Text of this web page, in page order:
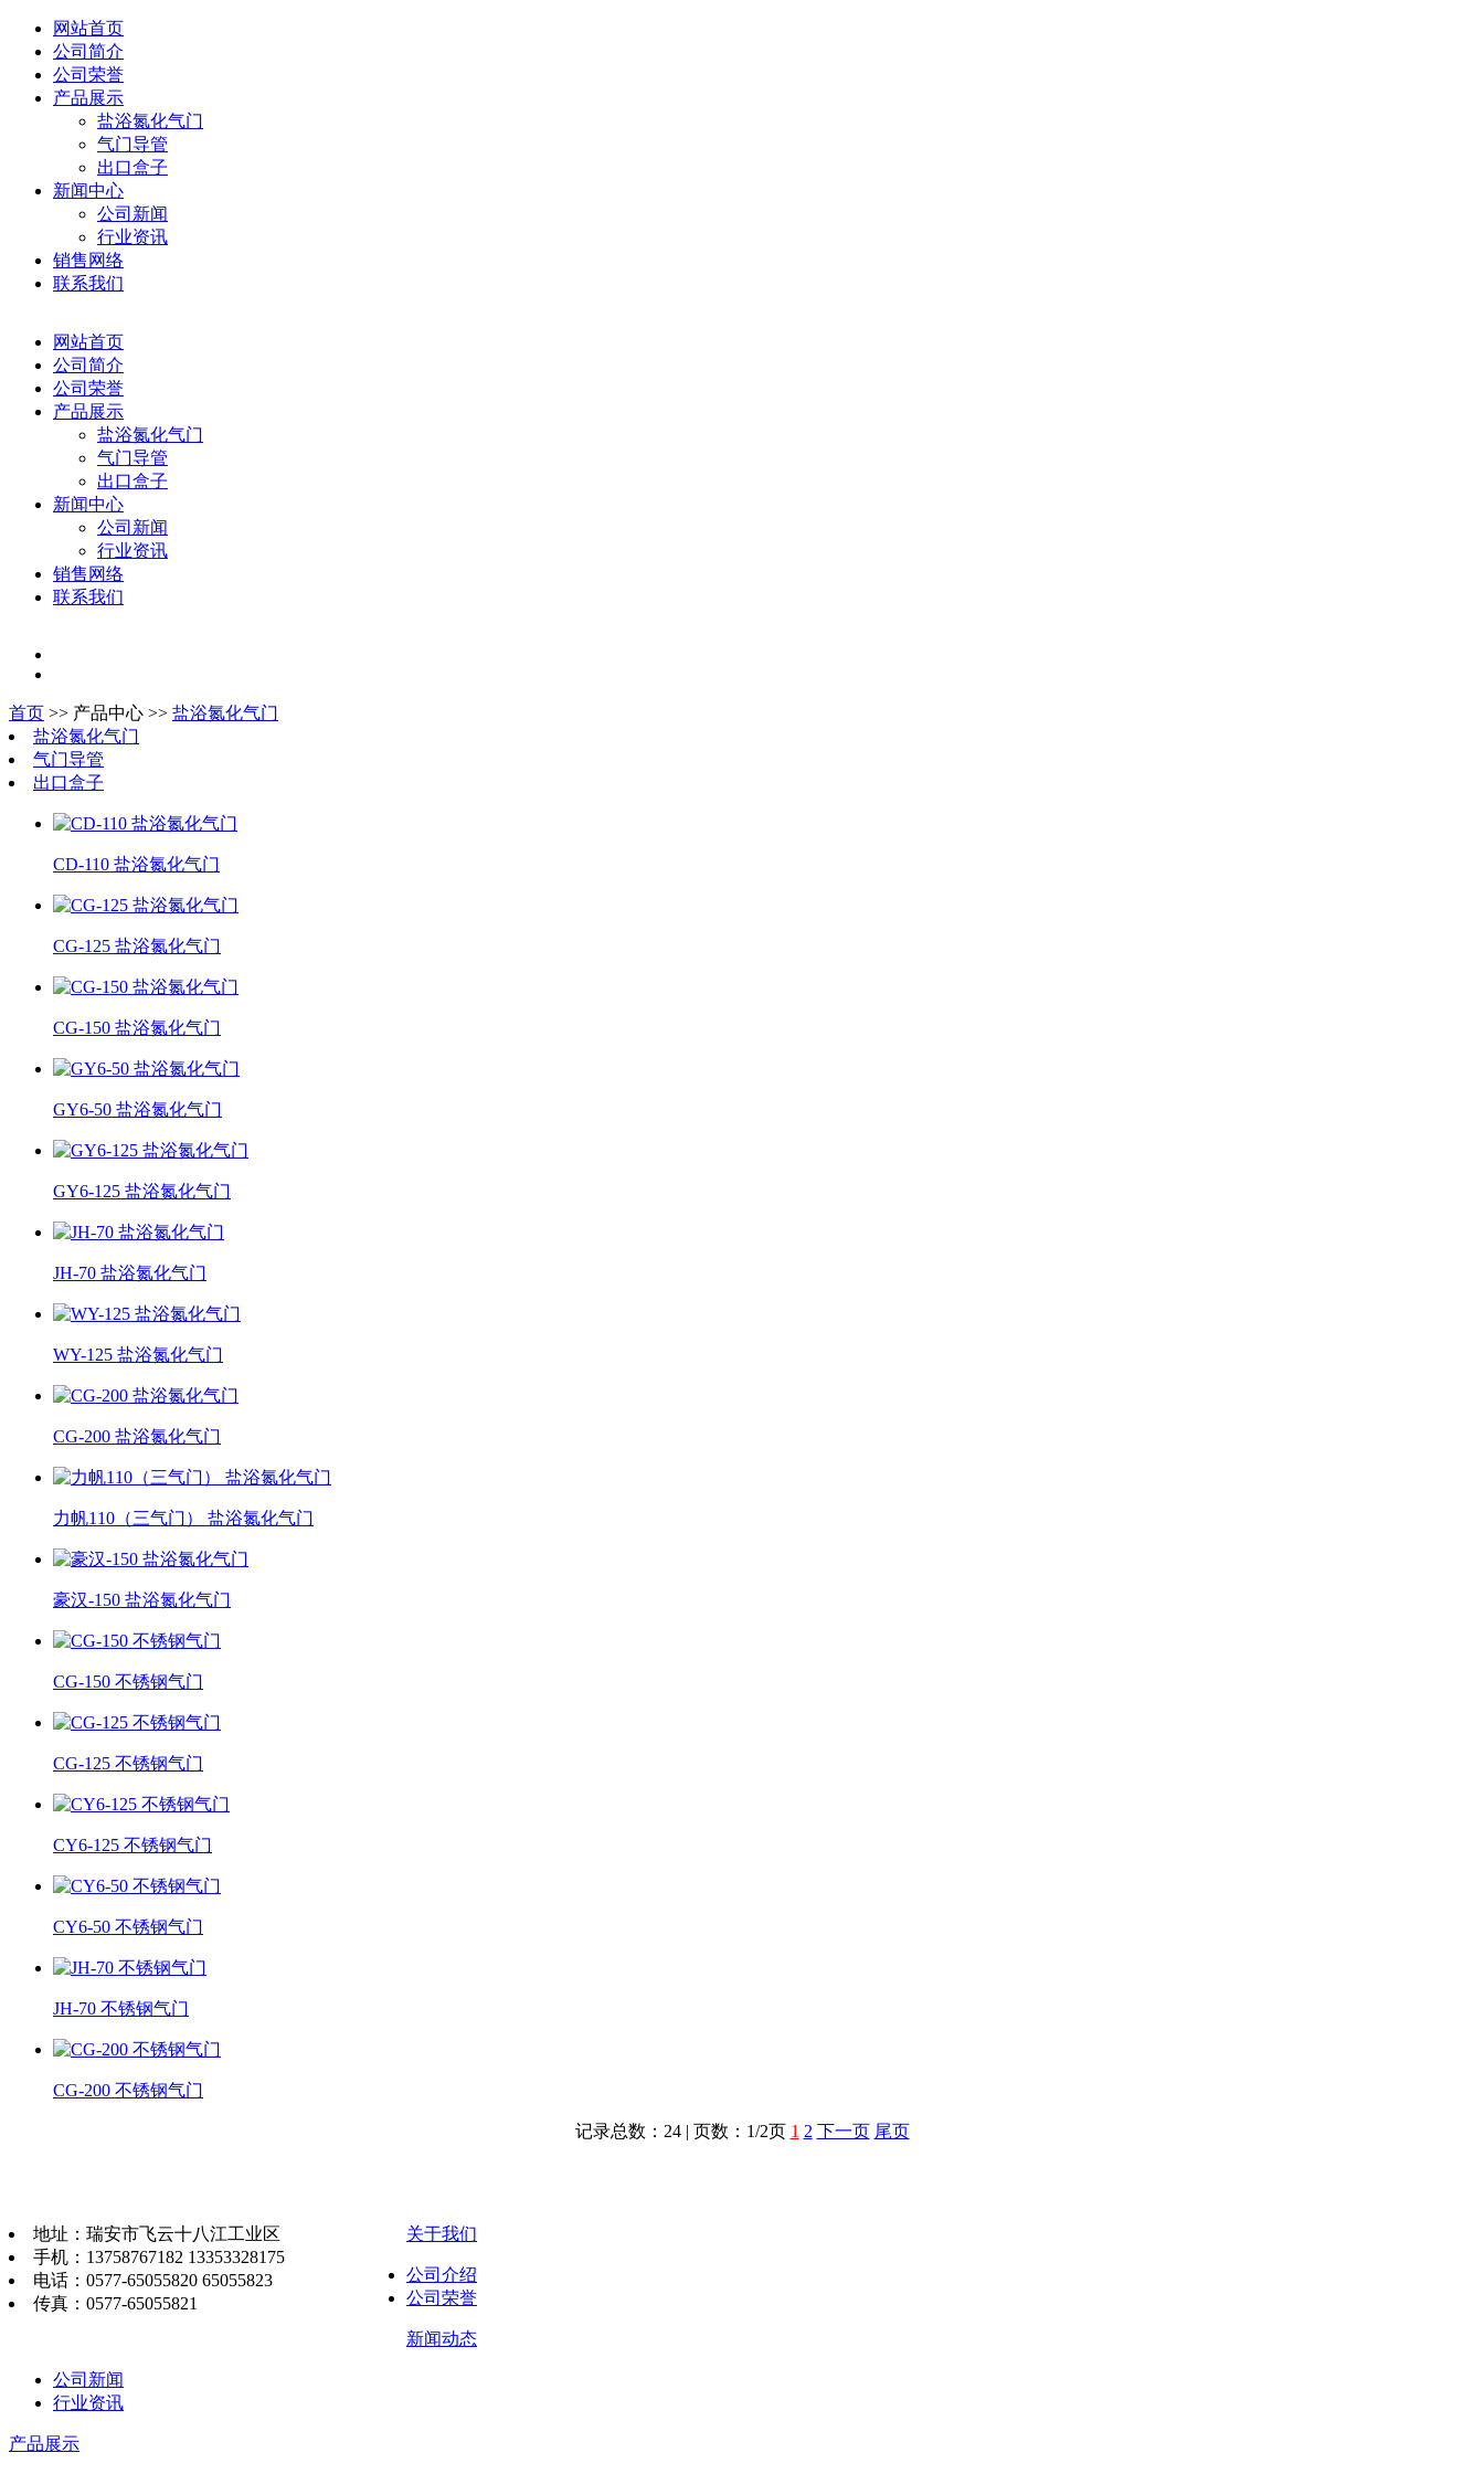
网站首页
公司简介
公司荣誉
产品展示
盐浴氮化气门
气门导管
出口盒子
新闻中心
公司新闻
行业资讯
销售网络
联系我们
网站首页
公司简介
公司荣誉
产品展示
盐浴氮化气门
气门导管
出口盒子
新闻中心
公司新闻
行业资讯
销售网络
联系我们
首页 >> 产品中心 >> 盐浴氮化气门
盐浴氮化气门
气门导管
出口盒子
CD-110 盐浴氮化气门
CG-125 盐浴氮化气门
CG-150 盐浴氮化气门
GY6-50 盐浴氮化气门
GY6-125 盐浴氮化气门
JH-70 盐浴氮化气门
WY-125 盐浴氮化气门
CG-200 盐浴氮化气门
力帆110（三气门） 盐浴氮化气门
豪汉-150 盐浴氮化气门
CG-150 不锈钢气门
CG-125 不锈钢气门
CY6-125 不锈钢气门
CY6-50 不锈钢气门
JH-70 不锈钢气门
CG-200 不锈钢气门
记录总数：24 | 页数：1/2页 1 2 下一页 尾页
地址：瑞安市飞云十八江工业区
手机：13758767182 13353328175
电话：0577-65055820 65055823
传真：0577-65055821
关于我们
公司介绍
公司荣誉
新闻动态
公司新闻
行业资讯
产品展示